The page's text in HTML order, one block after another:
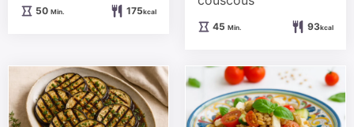
50Minuten
Min. 175kcal
45Minuten
Min. 93kcal